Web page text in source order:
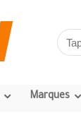
Marques